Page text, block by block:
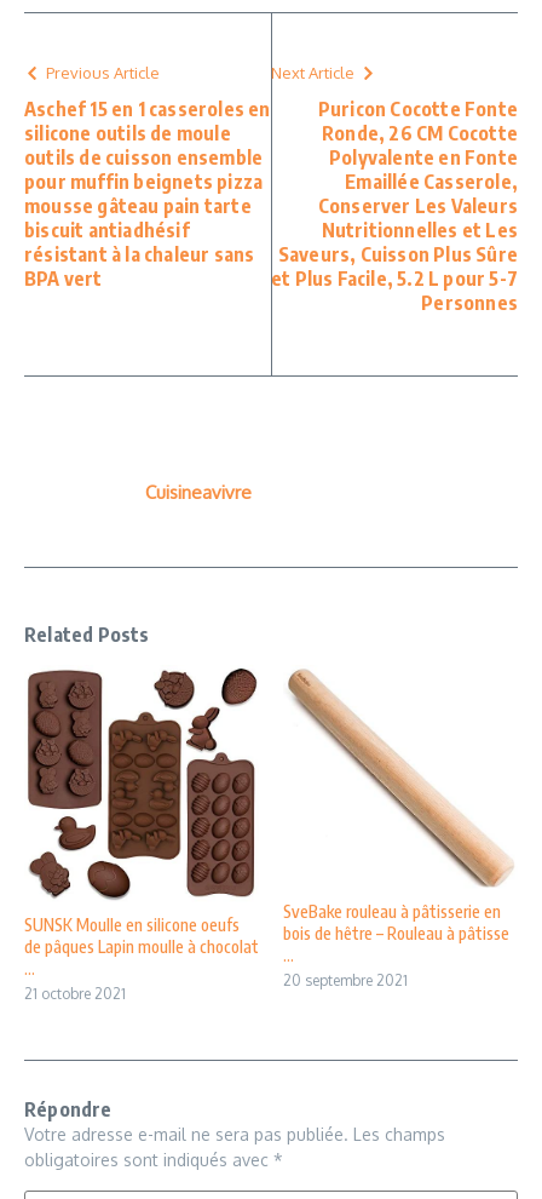
Previous Article
Aschef 15 en 1 casseroles en
silicone outils de moule
outils de cuisson ensemble
pour muffin beignets pizza
mousse gâteau pain tarte
biscuit antiadhésif
résistant à la chaleur sans
BPA vert
Next Article
Puricon Cocotte Fonte
Ronde, 26 CM Cocotte
Polyvalente en Fonte
Emaillée Casserole,
Conserver Les Valeurs
Nutritionnelles et Les
Saveurs, Cuisson Plus Sûre
et Plus Facile, 5.2 L pour 5-7
Personnes
Cuisineavivre
Related Posts
SUNSK Moulle en silicone oeufs
de pâques Lapin moulle à chocolat
...
21 octobre 2021
SveBake rouleau à pâtisserie en
bois de hêtre – Rouleau à pâtisse
...
20 septembre 2021
Répondre
Votre adresse e-mail ne sera pas publiée. Les champs
obligatoires sont indiqués avec *